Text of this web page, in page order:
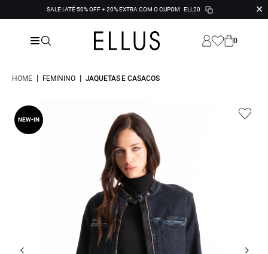
SALE | ATÉ 50% OFF + 20% EXTRA COM O CUPOM ELL20 ✕
0
HOME | FEMININO | JAQUETAS E CASACOS
NEW-IN